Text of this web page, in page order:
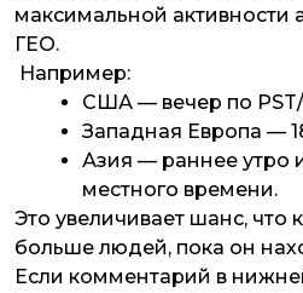
максимальной активности
ГЕО.
Например:
США — вечер по PST/
Западная Европа —
Азия — раннее утро
местного времени.
Это увеличивает шанс, что
больше людей, пока он
Если комментарий в